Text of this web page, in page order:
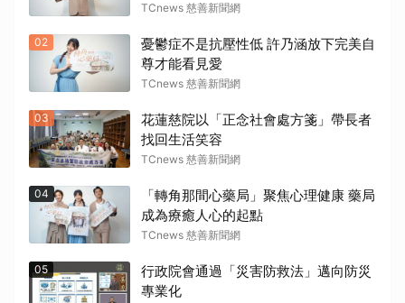
TCnews 慈善新聞網
02
憂鬱症不是抗壓性低 許乃涵放下完美自
尊才能看見愛
TCnews 慈善新聞網
03
花蓮慈院以「正念社會處方箋」帶長者
找回生活笑容
TCnews 慈善新聞網
04
「轉角那間心藥局」聚焦心理健康 藥局
成為療癒人心的起點
TCnews 慈善新聞網
05
行政院會通過「災害防救法」邁向防災
專業化